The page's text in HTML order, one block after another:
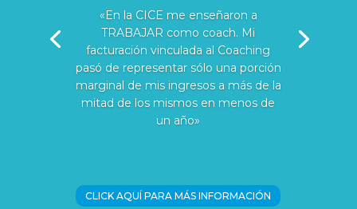
«En la CICE me enseñaron a
TRABAJAR como coach. Mi
facturación vinculada al Coaching
pasó de representar sólo una porción
marginal de mis ingresos a más de la
mitad de los mismos en menos de
un año»
CLICK AQUÍ PARA MÁS INFORMACIÓN